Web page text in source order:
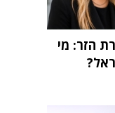
הזר: מי